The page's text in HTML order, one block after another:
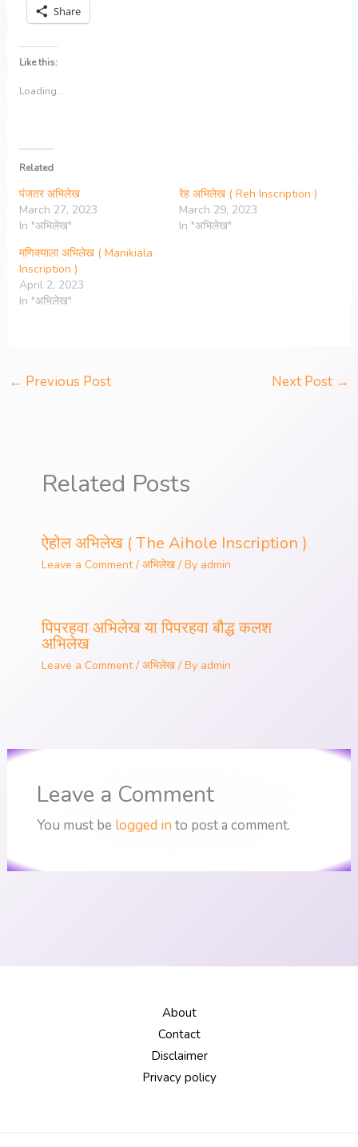
Share
Like this:
Loading...
Related
पंजतर अभिलेख
March 27, 2023
In "अभिलेख"
रेह अभिलेख ( Reh Inscription )
March 29, 2023
In "अभिलेख"
मणिक्याला अभिलेख ( Manikiala
Inscription )
April 2, 2023
In "अभिलेख"
← Previous Post Next Post →
Related Posts
ऐहोल अभिलेख ( The Aihole Inscription )
Leave a Comment / अभिलेख/ By admin
पिपरहवा अभिलेख या पिपरहवा बौद्ध कलश
अभिलेख
Leave a Comment / अभिलेख/ By admin
Leave a Comment
You must be logged in to post a comment.
About
Contact
Disclaimer
Privacy policy